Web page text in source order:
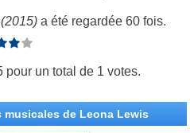
a été regardée 60 fois.
pour un total de 1 votes.
de Leona Lewis